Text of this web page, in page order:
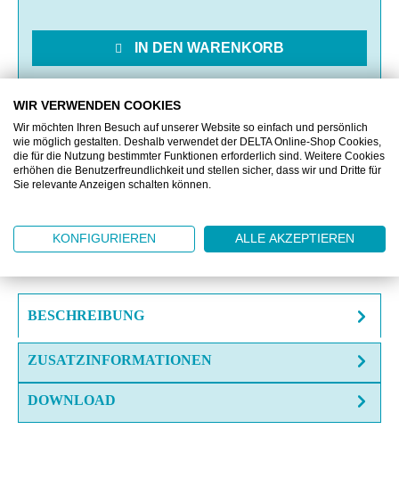
IN DEN WARENKORB
VERGLEICHEN
FRAGE ZUM ARTIKEL?
BESCHREIBUNG
ZUSATZINFORMATIONEN
DOWNLOAD
WIR VERWENDEN COOKIES
Wir möchten Ihren Besuch auf unserer Website so einfach und persönlich
wie möglich gestalten. Deshalb verwendet der DELTA Online-Shop Cookies,
die für die Nutzung bestimmter Funktionen erforderlich sind. Weitere Cookies
erhöhen die Benutzerfreundlichkeit und stellen sicher, dass wir und Dritte für
Sie relevante Anzeigen schalten können.
KONFIGURIEREN ALLE AKZEPTIEREN